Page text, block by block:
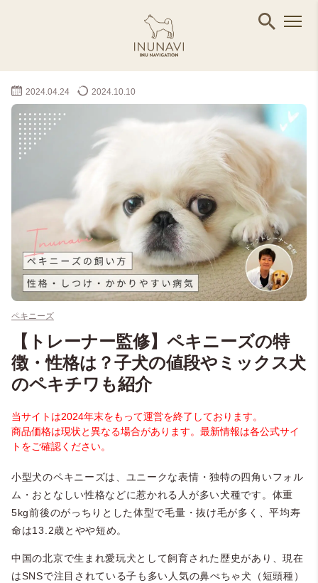
2024.04.24 2024.10.10
ペキニーズ
【トレーナー監修】ペキニーズの特
徴・性格は？子犬の値段やミックス犬
のペキチワも紹介
当サイトは2024年末をもって運営を終了しております。
商品価格は現状と異なる場合があります。最新情報は各公式サイ
トをご確認ください。
小型犬のペキニーズは、ユニークな表情・独特の四角いフォル
ム・おとなしい性格などに惹かれる人が多い犬種です。体重
5kg前後のがっちりとした体型で毛量・抜け毛が多く、平均寿
命は13.2歳とやや短め。
中国の北京で生まれ愛玩犬として飼育された歴史があり、現在
はSNSで注目されている子も多い人気の鼻ぺちゃ犬（短頭種）